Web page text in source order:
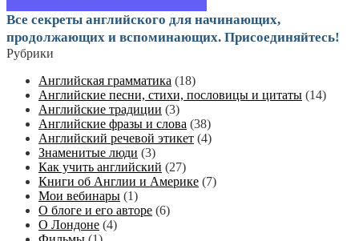
Все секреты английского для начинающих,
продолжающих и вспоминающих. Присоединяйтесь!
Рубрики
Английская грамматика (18)
Английские песни, стихи, пословицы и цитаты (14)
Английские традиции (3)
Английские фразы и слова (38)
Английский речевой этикет (4)
Знаменитые люди (3)
Как учить английский (27)
Книги об Англии и Америке (7)
Мои вебинары (1)
О блоге и его авторе (6)
О Лондоне (4)